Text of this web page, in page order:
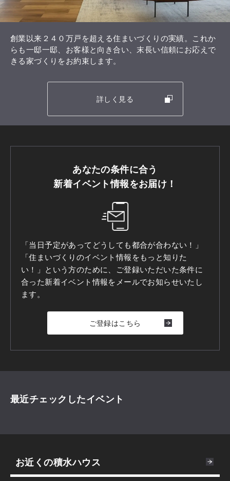
創業以来２４０万戸を超える住まいづくりの実績。これか
らも一邸一邸、お客様と向き合い、末長い信頼にお応えで
きる家づくりをお約束します。
詳しく見る
あなたの条件に合う
新着イベント情報をお届け！
「当日予定があってどうしても都合が合わない！」
「住まいづくりのイベント情報をもっと知りた
い！」という方のために、ご登録いただいた条件に
合った新着イベント情報をメールでお知らせいたし
ます。
ご登録はこちら
最近チェックしたイベント
お近くの積水ハウス